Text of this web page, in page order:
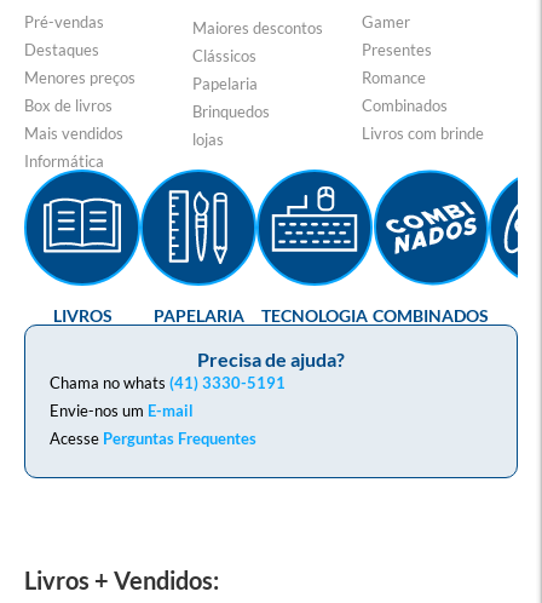
Pré-vendas
Destaques
Menores preços
Box de livros
Mais vendidos
Informática
Maiores descontos
Clássicos
Papelaria
Brinquedos
lojas
Gamer
Presentes
Romance
Combinados
Livros com brinde
Precisa de ajuda?
Chama no whats (41) 3330-5191
Envie-nos um E-mail
Acesse Perguntas Frequentes
LIVROS PAPELARIA TECNOLOGIA COMBINADOS
Livros + Vendidos: